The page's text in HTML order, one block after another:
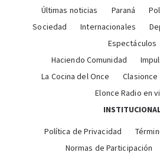
Últimas noticias Paraná
Sociedad
Internacionales
Espectáculos
Haciendo Comunidad
La Cocina del Once
Clasionce
Elonce Radio en
Política de Privacidad
Normas de Participación